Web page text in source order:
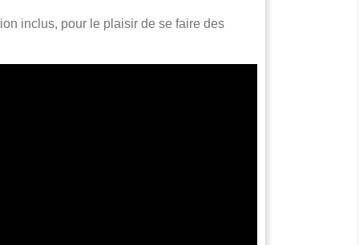
inclus, pour le plaisir de se faire des